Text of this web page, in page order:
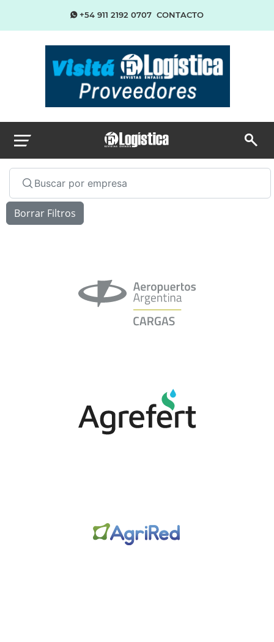
+54 911 2192 0707 CONTACTO